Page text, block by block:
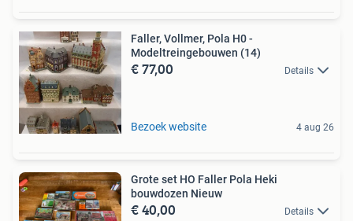
Faller, Vollmer, Pola H0 -
Modeltreingebouwen (14)
€ 77,00 Details
Bezoek website 4 aug 26
Grote set HO Faller Pola Heki
bouwdozen Nieuw
€ 40,00 Details